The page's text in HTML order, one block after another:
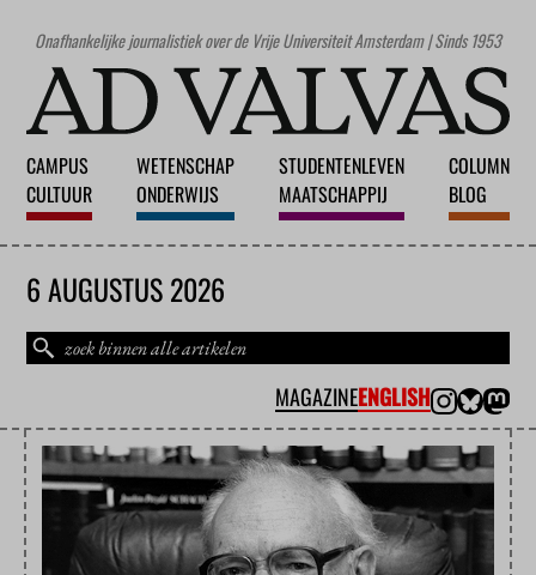
Onafhankelijke journalistiek over de Vrije Universiteit Amsterdam | Sinds 1953
CAMPUS
CULTUUR
WETENSCHAP
ONDERWIJS
STUDENTENLEVEN
MAATSCHAPPIJ
COLUMN
BLOG
6 AUGUSTUS 2026
MAGAZINEENGLISH